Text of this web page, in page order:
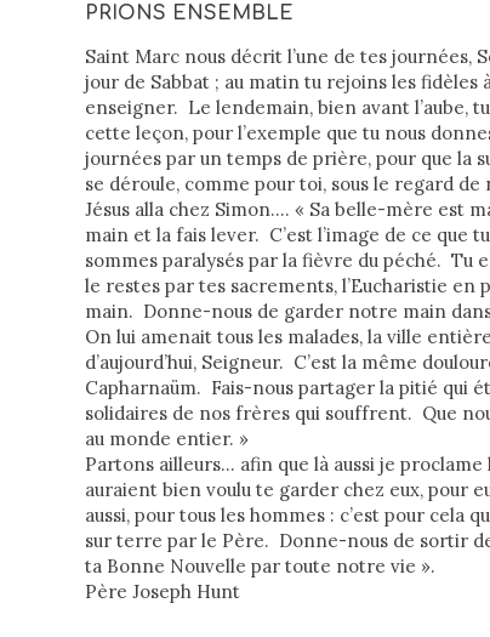
PRIONS ENSEMBLE
Saint Marc nous décrit l’une de tes
jour de Sabbat ; au matin tu rejoins les
enseigner. Le lendemain, bien avant l’aube,
cette leçon, pour l’exemple que tu nous
journées par un temps de prière, pour que la
se déroule, comme pour toi, sous le regard
Jésus alla chez Simon…. « Sa belle-mère est
main et la fais lever. C’est l’image de ce que
sommes paralysés par la fièvre du péché. Tu
le restes par tes sacrements, l’Eucharistie
main. Donne-nous de garder notre main
On lui amenait tous les malades, la ville
d’aujourd’hui, Seigneur. C’est la même
Capharnaüm. Fais-nous partager la pitié qui
solidaires de nos frères qui souffrent. Que
au monde entier. »
Partons ailleurs… afin que là aussi je
auraient bien voulu te garder chez eux, pour
aussi, pour tous les hommes : c’est pour
sur terre par le Père. Donne-nous de sortir
ta Bonne Nouvelle par toute notre vie ».
Père Joseph Hunt